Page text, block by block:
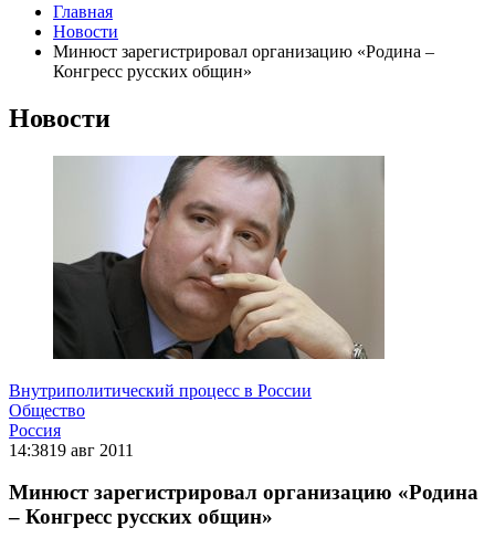
Главная
Новости
Минюст зарегистрировал организацию «Родина –
Конгресс русских общин»
Новости
Внутриполитический процесс в России
Общество
Россия
14:3819 авг 2011
Минюст зарегистрировал организацию «Родина
– Конгресс русских общин»